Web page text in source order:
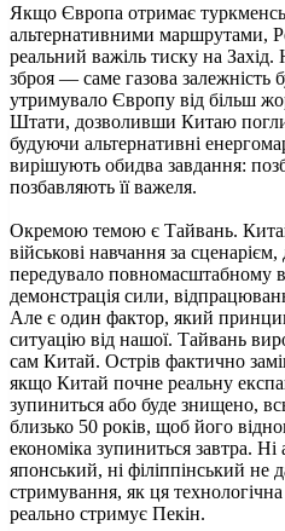
Якщо Європа отримає
альтернативними маршрутами,
реальний важіль тиску на Захід.
зброя — саме газова залежність
утримувало Європу від більш
Штати, дозволивши Китаю
будуючи альтернативні
вирішують обидва завдання:
позбавляють її важеля.
Окремою темою є Тайвань.
військові навчання за
передувало повномасштабному
демонстрація сили,
Але є один фактор, який
ситуацію від нашої. Тайвань
сам Китай. Острів фактично
якщо Китай почне реальну
зупиниться або буде знищено,
близько 50 років, щоб його
економіка зупиниться завтра.
японський, ні філіппінський не
стримування, як ця
реально стримує Пекін.